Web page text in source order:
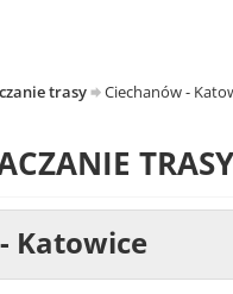
trasy Ciechanów -
TRASY
Katowice